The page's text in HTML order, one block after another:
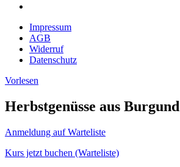
Impressum
AGB
Widerruf
Datenschutz
Vorlesen
Herbstgenüsse aus Burgund
Anmeldung auf Warteliste
Kurs jetzt buchen (Warteliste)